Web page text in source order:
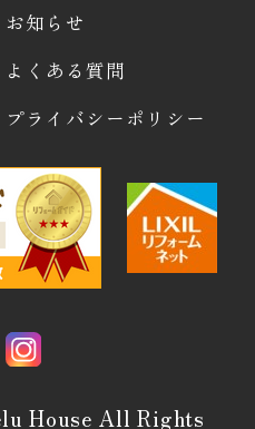
お知らせ
よくある質問
プライバシーポリシー
House All Rights